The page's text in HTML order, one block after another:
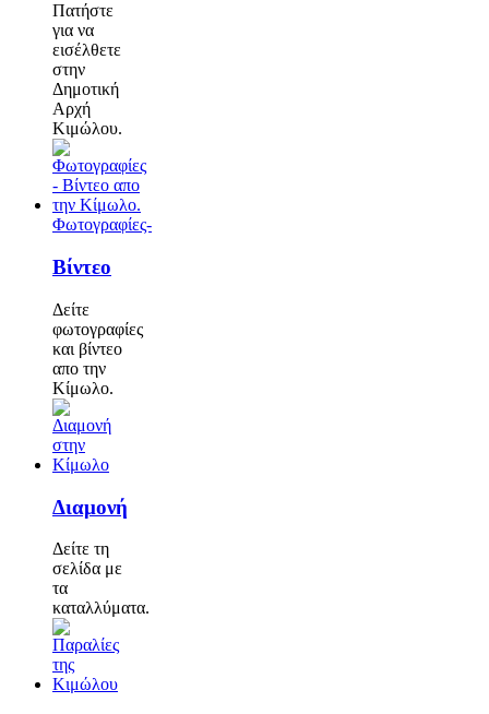
Πατήστε
για να
εισέλθετε
στην
Δημοτική
Αρχή
Κιμώλου.
Φωτογραφίες-
Βίντεο
Δείτε
φωτογραφίες
και βίντεο
απο την
Κίμωλο.
Διαμονή
Δείτε τη
σελίδα με
τα
καταλλύματα.